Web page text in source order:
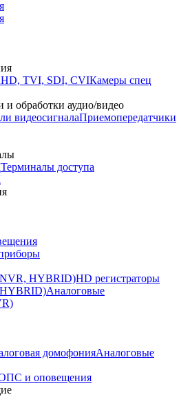
TVI, SDI, CVIКамеры спец
и обработки аудио/видео
видеосигналаПриемопередатчики
Терминалы доступа
HYBRID)HD регистраторы
Аналоговые
домофонияАналоговые
ОПС и оповещения